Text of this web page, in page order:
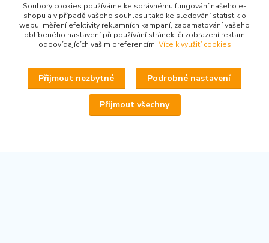
Ivana Husáková
+420 315 695 684
Soubory cookies používáme ke správnému fungování našeho e-
shopu a v případě vašeho souhlasu také ke sledování statistik o
webu, měření efektivity reklamních kampaní, zapamatování vašeho
oblíbeného nastavení při používání stránek, či zobrazení reklam
odpovídajících vašim preferencím. Více k využití cookies
Přijmout nezbytné Podrobné nastavení
Přijmout všechny